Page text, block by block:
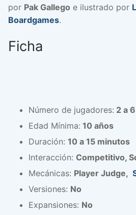
por Pak Gallego e ilustrado por
Boardgames.
Ficha
Número de jugadores: 2 a 6
Edad Mínima: 10 años
Duración: 10 a 15 minutos
Interacción: Competitivo,
Mecánicas: Player Judge,
Versiones: No
Expansiones: No